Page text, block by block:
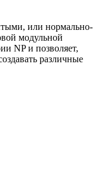
или нормально-
модульной
NP и позволяет,
различные